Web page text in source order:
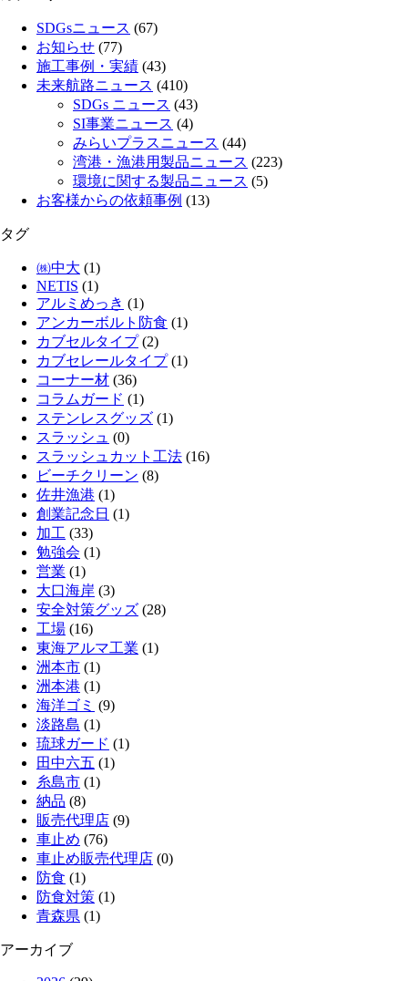
SDGsニュース (67)
お知らせ (77)
施工事例・実績 (43)
未来航路ニュース (410)
SDGs ニュース (43)
SI事業ニュース (4)
みらいプラスニュース (44)
湾港・漁港用製品ニュース (223)
環境に関する製品ニュース (5)
お客様からの依頼事例 (13)
タグ
㈱中大 (1)
NETIS (1)
アルミめっき (1)
アンカーボルト防食 (1)
カブセルタイプ(2)
カブセレールタイプ(1)
コーナー材 (36)
コラムガード (1)
ステンレスグッズ (1)
スラッシュ (0)
スラッシュカット工法 (16)
ビーチクリーン (8)
佐井漁港 (1)
創業記念日 (1)
加工 (33)
勉強会 (1)
営業 (1)
大口海岸 (3)
安全対策グッズ (28)
工場 (16)
東海アルマ工業 (1)
洲本市 (1)
洲本港 (1)
海洋ゴミ (9)
淡路島 (1)
琉球ガード (1)
田中六五 (1)
糸島市 (1)
納品 (8)
販売代理店 (9)
車止め (76)
車止め販売代理店 (0)
防食 (1)
防食対策 (1)
青森県 (1)
アーカイブ